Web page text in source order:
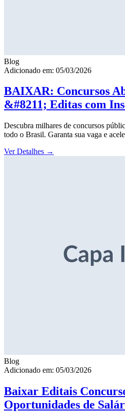
Blog
Adicionado em: 05/03/2026
BAIXAR: Concursos
&#8211; Editas com
Descubra milhares de concursos
todo o Brasil. Garanta sua vaga e
Ver Detalhes →
Blog
Adicionado em: 05/03/2026
Baixar Editais
Oportunidades de